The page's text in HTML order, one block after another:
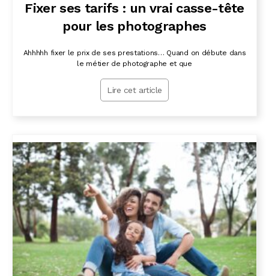
Fixer ses tarifs : un vrai casse-tête
pour les photographes
Ahhhhh fixer le prix de ses prestations… Quand on débute dans
le métier de photographe et que
Lire cet article